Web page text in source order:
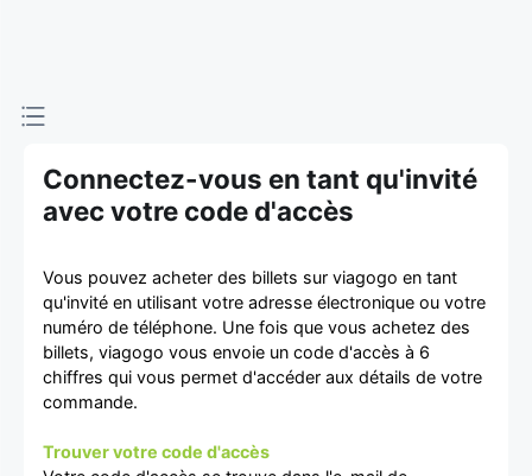
billets
Connectez-vous en tant qu'invité
avec votre code d'accès
Vous pouvez acheter des billets sur viagogo en tant
qu'invité en utilisant votre adresse électronique ou votre
numéro de téléphone. Une fois que vous achetez des
billets, viagogo vous envoie un code d'accès à 6
chiffres qui vous permet d'accéder aux détails de votre
commande.
Trouver votre code d'accès